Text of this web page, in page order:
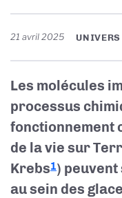
21 avril 2025 UNIVERS
Les molécules
processus
fonctionnement
de la vie sur
Krebs1) peuvent
au sein des